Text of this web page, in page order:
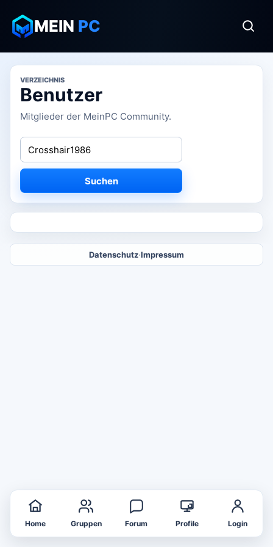
MEIN PC
VERZEICHNIS
Benutzer
Mitglieder der MeinPC Community.
Suchen
Datenschutz·Impressum
Home Gruppen Forum Profile Login